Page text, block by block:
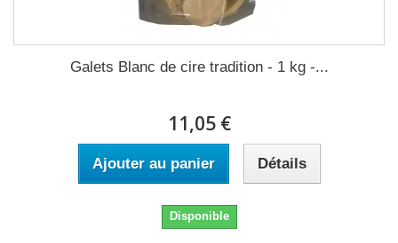
Galets Blanc de cire tradition - 1 kg -...
11,05 €
Ajouter au panier Détails
Disponible